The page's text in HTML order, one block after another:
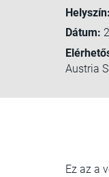
Helyszín:
Dátum:
Austria
Ez az a